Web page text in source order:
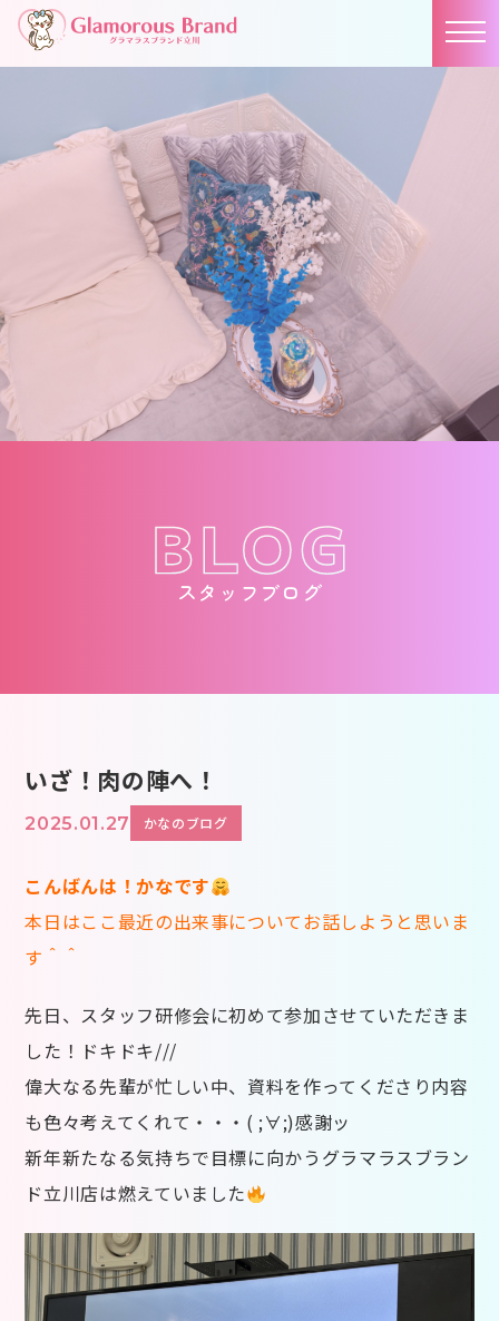
スタッフブログ
いざ！肉の陣へ！
2025.01.27 かなのブログ
こんばんは！かなです
本日はここ最近の出来事についてお話しようと思いま
す＾＾
先日、スタッフ研修会に初めて参加させていただきま
した！ドキドキ///
偉大なる先輩が忙しい中、資料を作ってくださり内容
も色々考えてくれて・・・( ;∀;)感謝ッ
新年新たなる気持ちで目標に向かうグラマラスブラン
ド立川店は燃えていました